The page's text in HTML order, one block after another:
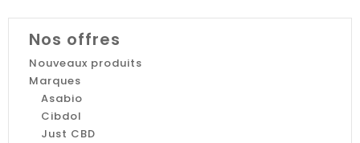
Nos offres
Nouveaux produits
Marques
Asabio
Cibdol
Just CBD